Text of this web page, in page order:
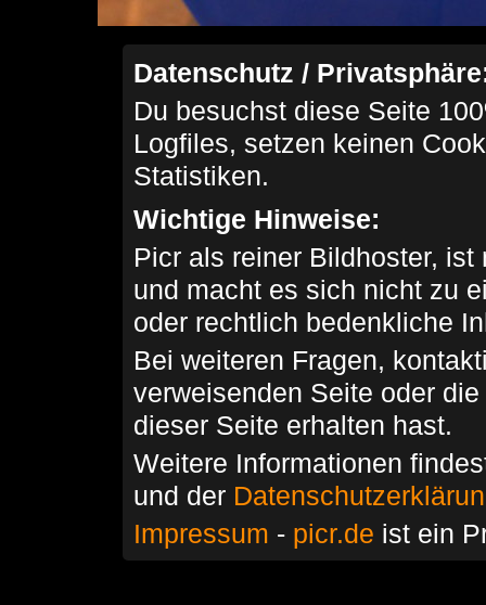
Datenschutz /
Du besuchst diese Seite
Logfiles, setzen keinen
Statistiken.
Wichtige Hinweise:
Picr als reiner Bildhoster,
und macht es sich nicht zu
oder rechtlich bedenkliche
Bei weiteren Fragen,
verweisenden Seite oder
dieser Seite erhalten hast.
Weitere Informationen
und der
Impressum - picr.de ist ein